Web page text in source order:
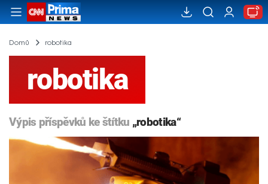
Domů robotika
robotika
Výpis příspěvků ke štítku „robotika“